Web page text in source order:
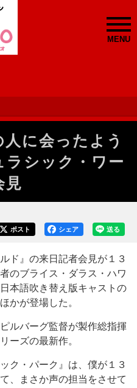
MENU
に会ったよう
シック・ワー
見
送る
シェア
ポスト
ド』の来日記者会見が１３
のブライス・ダラス・ハワ
本語吹き替え版キャストの
かが登場した。
ルバーグ監督が製作総指揮
ーズの最新作。
ク・パーク』は、僕が１３
、まさか声の担当をさせて